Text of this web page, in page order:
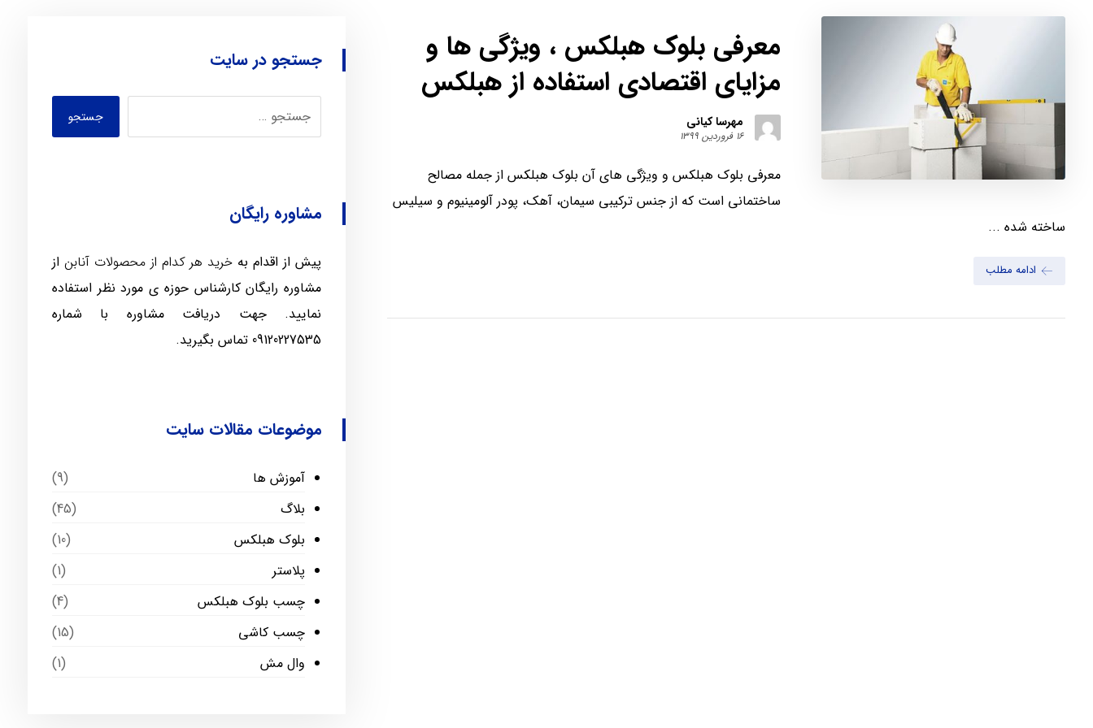
معرفی بلوک هبلکس ، ویژگی ها و
مزایای اقتصادی استفاده از هبلکس
مهرسا کیانی
۱۶ فروردین ۱۳۹۹
معرفی بلوک هبلکس و ویژگی های آن بلوک هبلکس از جمله مصالح
ساختمانی است که از جنس ترکیبی سیمان، آهک، پودر آلومینیوم و سیلیس
ساخته شده ...
ادامه مطلب
جستجو در سایت
جستجو
مشاوره رایگان
پیش از اقدام به خرید هر کدام از محصولات آنابناز
مشاوره رایگان کارشناس حوزه ی مورد نظر استفاده
نمایید. جهت دریافت مشاوره با شماره
09120227535 تماس بگیرید.
موضوعات مقالات سایت
آموزش ها
(9)
بلاگ
(45)
بلوک هبلکس
(10)
پلاستر
(1)
چسب بلوک هبلکس
(4)
چسب کاشی
(15)
وال مش
(1)